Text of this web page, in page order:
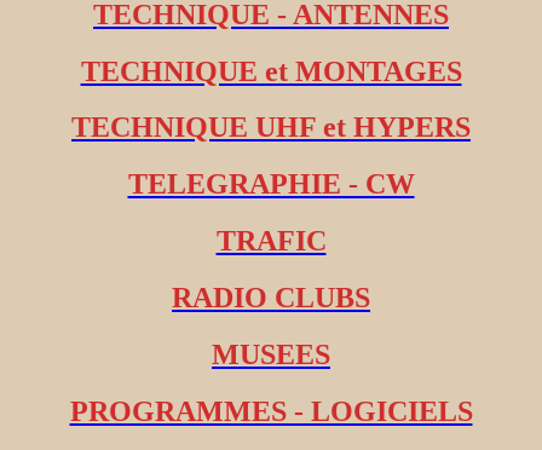
TECHNIQUE - ANTENNES
TECHNIQUE et MONTAGES
TECHNIQUE UHF et HYPERS
TELEGRAPHIE - CW
TRAFIC
RADIO CLUBS
MUSEES
PROGRAMMES - LOGICIELS